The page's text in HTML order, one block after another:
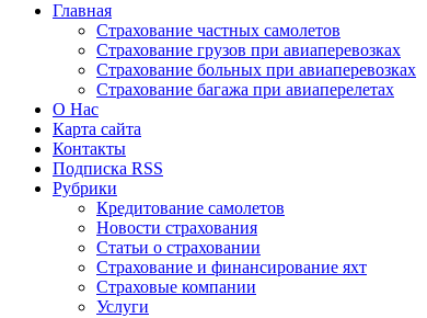
Главная
Страхование частных самолетов
Страхование грузов при авиаперевозках
Страхование больных при авиаперевозках
Страхование багажа при авиаперелетах
О Нас
Карта сайта
Контакты
Подписка RSS
Рубрики
Кредитование самолетов
Новости страхования
Статьи о страховании
Страхование и финансирование яхт
Страховые компании
Услуги